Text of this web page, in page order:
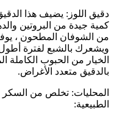
دقيق اللوز: يضيف هذا
كمية جيدة من البروتين
من الشوفان المطحون ،
ويشعرك بالشبع لفترة
الخيار من الحبوب الكاملة
بالدقيق متعدد الأغراض.
المحليات: تخلص من السكر
الطبيعية: